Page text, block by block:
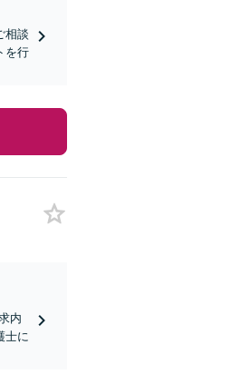
相談
を行
内
士に